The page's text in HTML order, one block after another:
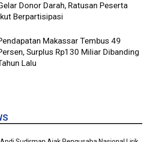
Donor Darah, Ratusan Peserta
Berpartisipasi
Makassar Tembus 49
Surplus Rp130 Miliar Dibanding
Lalu